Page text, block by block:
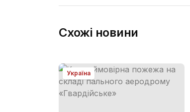
Схожі новини
Україна